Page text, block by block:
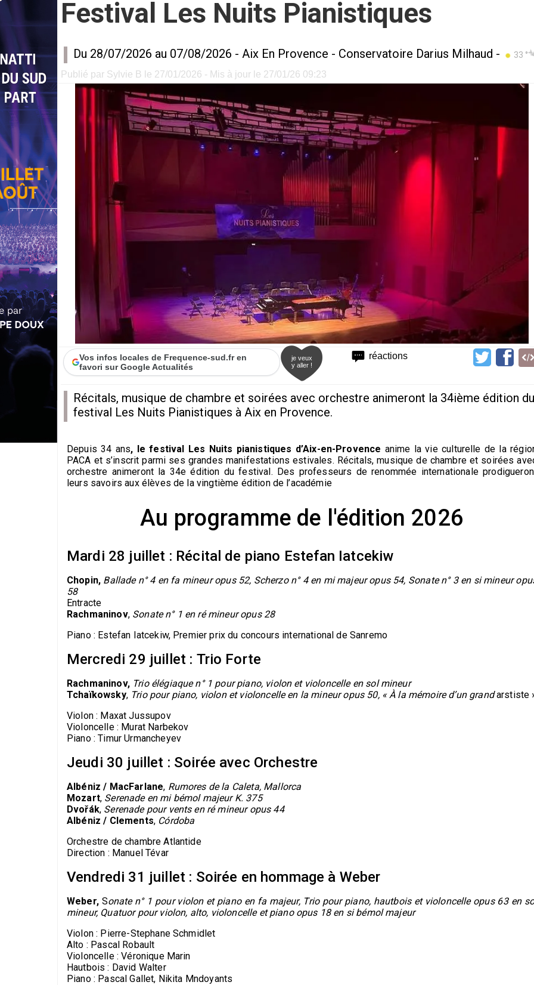
Festival Les Nuits Pianistiques
Du 28/07/2026 au 07/08/2026 - Aix En Provence - Conservatoire Darius Milhaud - 33 °
Publié par Sylvie B le 27/01/2026 - Mis à jour le 27/01/26 09:23
réactions
Vos infos locales de Frequence-sud.fr en
favori sur Google Actualités
je veux
y aller !
Récitals, musique de chambre et soirées avec orchestre animeront la 34ième édition du
festival Les Nuits Pianistiques à Aix en Provence.
Depuis 34 ans, le festival Les Nuits pianistiques d’Aix-en-Provence anime la vie culturelle de la
PACA et s’inscrit parmi ses grandes manifestations estivales. Récitals, musique de chambre et soirées
orchestre animeront la 34e édition du festival. Des professeurs de renommée internationale
leurs savoirs aux élèves de la vingtième édition de l’académie
Au programme de l'édition 2026
Mardi 28 juillet : Récital de piano Estefan Iatcekiw
Chopin, Ballade n° 4 en fa mineur opus 52, Scherzo n° 4 en mi majeur opus 54, Sonate n° 3 en si mineur
58
Entracte
Rachmaninov, Sonate n° 1 en ré mineur opus 28
Piano : Estefan Iatcekiw, Premier prix du concours international de Sanremo
Mercredi 29 juillet : Trio Forte
Rachmaninov, Trio élégiaque n° 1 pour piano, violon et violoncelle en sol mineur
Tchaïkowsky, Trio pour piano, violon et violoncelle en la mineur opus 50, « À la mémoire d’un grandarstiste
Violon : Maxat Jussupov
Violoncelle : Murat Narbekov
Piano : Timur Urmancheyev
Jeudi 30 juillet : Soirée avec Orchestre
Albéniz / MacFarlane, Rumores de la Caleta, Mallorca
Mozart, Serenade en mi bémol majeur K. 375
Dvořák, Serenade pour vents en ré mineur opus 44
Albéniz / Clements, Córdoba
Orchestre de chambre Atlantide
Direction : Manuel Tévar
Vendredi 31 juillet : Soirée en hommage à Weber
Weber,Sonate n° 1 pour violon et piano en fa majeur, Trio pour piano, hautbois et violoncelle opus 63 en
mineur, Quatuor pour violon, alto, violoncelle et piano opus 18 en si bémol majeur
Violon : Pierre-Stephane Schmidlet
Alto : Pascal Robault
Violoncelle : Véronique Marin
Hautbois : David Walter
Piano : Pascal Gallet, Nikita Mndoyants